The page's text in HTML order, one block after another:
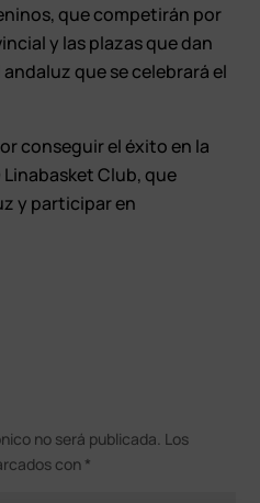
que competirán por
y las plazas que dan
que se celebrará el
conseguir el éxito en la
Club, que
y participar en
no será publicada. Los
con *